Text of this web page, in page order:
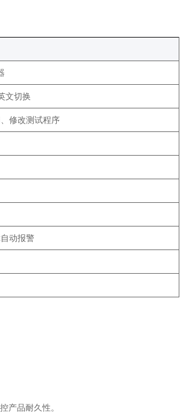
文切换
修改测试程序
动报警
产品耐久性。